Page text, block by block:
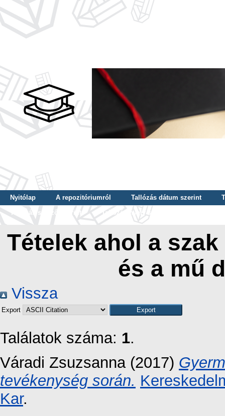
Nyitólap A repozitóriumról Tallózás dátum szerint
Tallózás szerző szerint
Tallózás nyelv szerint
Tételek ahol a
és a mű
Vissza
Export
Találatok száma: 1.
Váradi Zsuzsanna (2017)
tevékenység során.
Kar.